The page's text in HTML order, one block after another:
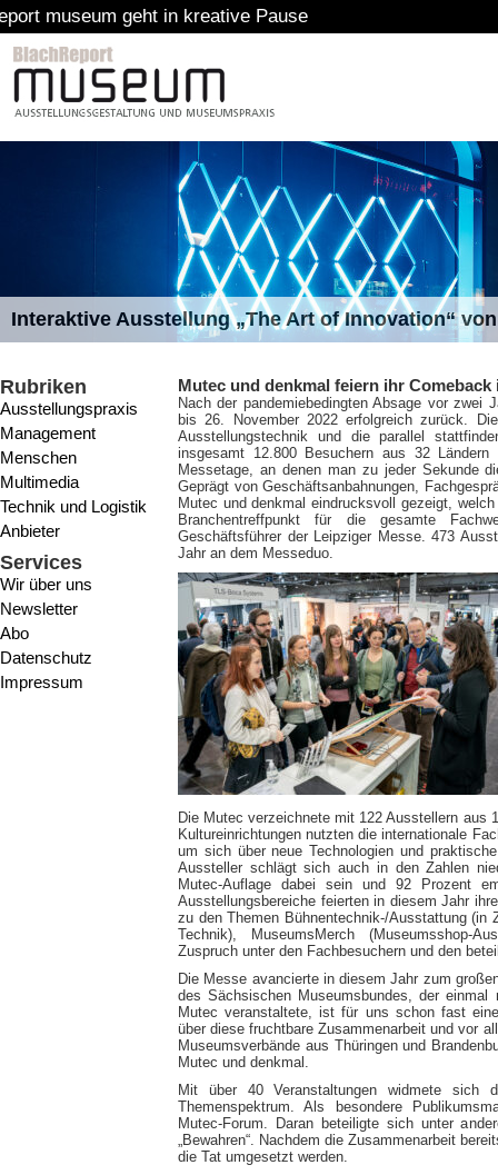
kreative Pause
Interaktive Ausstellung „The Art of Innovation“
Rubriken
Ausstellungspraxis
Management
Menschen
Multimedia
Technik und Logistik
Anbieter
Services
Wir über uns
Newsletter
Abo
Datenschutz
Impressum
Mutec und denkmal feiern ihr Comeback
Nach der pandemiebedingten Absage vor
bis 26. November 2022 erfolgreich zurück.
Ausstellungstechnik und die parallel
insgesamt 12.800 Besuchern aus 32
Messetage, an denen man zu jeder Sekunde
Geprägt von Geschäftsanbahnungen,
Mutec und denkmal eindrucksvoll gezeigt,
Branchentreffpunkt für die gesamte
Geschäftsführer der Leipziger Messe. 473
Jahr an dem Messeduo.
Die Mutec verzeichnete mit 122 Ausstellern aus
Kultureinrichtungen nutzten die internationale
um sich über neue Technologien und
Aussteller schlägt sich auch in den Zahlen
Mutec-Auflage dabei sein und 92 Prozent
Ausstellungsbereiche feierten in diesem Jahr
zu den Themen Bühnentechnik-/Ausstattung (in
Technik), MuseumsMerch (Museumsshop-
Zuspruch unter den Fachbesuchern und den
Die Messe avancierte in diesem Jahr zum
des Sächsischen Museumsbundes, der
Mutec veranstaltete, ist für uns schon fast
über diese fruchtbare Zusammenarbeit und vor
Museumsverbände aus Thüringen und
Mutec und denkmal.
Mit über 40 Veranstaltungen widmete sich
Themenspektrum. Als besondere
Mutec-Forum. Daran beteiligte sich unter
„Bewahren“. Nachdem die Zusammenarbeit
die Tat umgesetzt werden.